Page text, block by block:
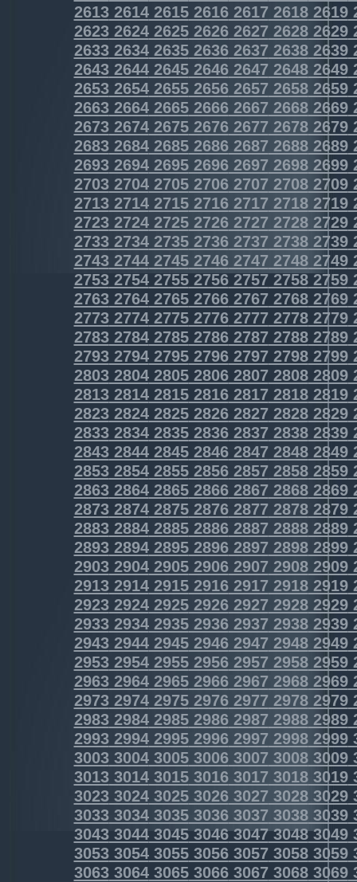
26132614261526162617 26182619
26232624262526262627 26282629
26332634263526362637 26382639
26432644264526462647 26482649
26532654265526562657 26582659
26632664266526662667 26682669
26732674267526762677 26782679
26832684268526862687 26882689
26932694269526962697 26982699
27032704270527062707 27082709
27132714271527162717 27182719
27232724272527262727 27282729
27332734273527362737 27382739
27432744274527462747 27482749
2753275427552756275727582759
2763276427652766276727682769
2773277427752776277727782779
2783278427852786278727882789
2793279427952796279727982799
2803280428052806280728082809
2813281428152816281728182819
2823282428252826282728282829
2833283428352836283728382839
2843284428452846284728482849
2853285428552856285728582859
2863286428652866286728682869
28732874287528762877 28782879
28832884288528862887 28882889
28932894289528962897 28982899
29032904290529062907 29082909
29132914291529162917 29182919
29232924292529262927 29282929
29332934293529362937 29382939
29432944294529462947 29482949
29532954295529562957 29582959
29632964296529662967 29682969
29732974297529762977 29782979
29832984298529862987 29882989
29932994299529962997 29982999
30033004300530063007 30083009
30133014301530163017 30183019
30233024302530263027 30283029
30333034303530363037 30383039
3043304430453046304730483049
3053305430553056305730583059
3063306430653066306730683069